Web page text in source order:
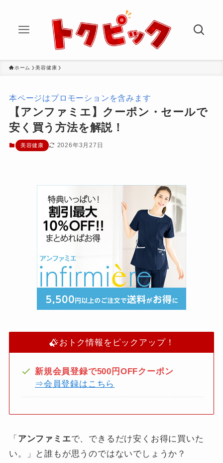
ホーム 美容健康
本ページはプロモーションを含みます
【アンファミエ】クーポン・セールで
安く買う方法を解説！
美容健康 2026年3月27日
おトク情報をピックアップ！
新規会員登録で500円OFFクーポン
⇒会員登録はこちら
「 アンファミエで、できるだけ安くお得に買いた
い。」と誰もが思うのではないでしょうか？